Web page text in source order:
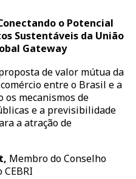
o Potencial
Sustentáveis da União
Gateway
de valor mútua da
entre o Brasil e a
os mecanismos de
e a previsibilidade
a atração de
Membro do Conselho